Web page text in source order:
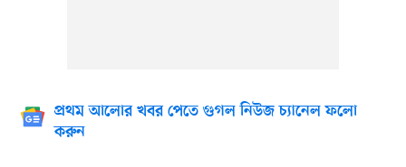
প্রথম আলোর খবর পেতে গুগল নিউজ চ্যানেল ফলো
করুন